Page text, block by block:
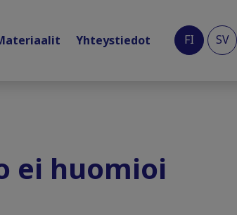
Yhteystiedot FI SV
ei huomioi